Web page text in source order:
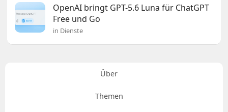
OpenAI bringt GPT-5.6 Luna für ChatGPT
Free und Go
in Dienste
Über
Themen